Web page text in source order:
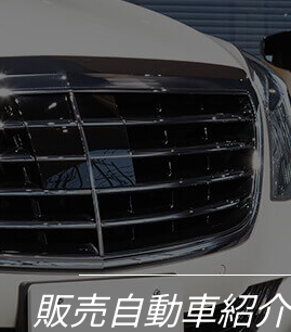
販売自動車紹介